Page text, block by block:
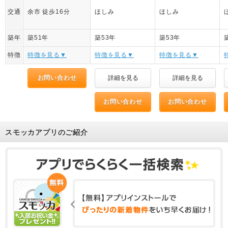
交通 余市 徒歩16分 ほしみ ほしみ
築年 築51年 築53年 築53年
特徴 特徴を見る▼ 特徴を見る▼ 特徴を見る▼
お問い合わせ 詳細を見る 詳細を見る
お問い合わせ お問い合わせ
スモッカアプリのご紹介